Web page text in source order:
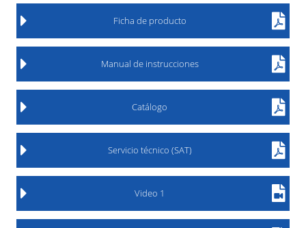
Ficha de producto
Manual de instrucciones
Catálogo
Servicio técnico (SAT)
Video 1